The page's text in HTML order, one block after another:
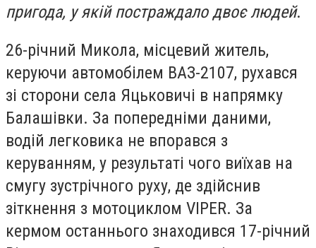
пригода, у якій постраждало двоє людей.
26-річний Микола, місцевий житель,
керуючи автомобілем ВАЗ-2107, рухався
зі сторони села Яцьковичі в напрямку
Балашівки. За попередніми даними,
водій легковика не впорався з
керуванням, у результаті чого виїхав на
смугу зустрічного руху, де здійснив
зіткнення з мотоциклом VIPER. За
кермом останнього знаходився 17-річний